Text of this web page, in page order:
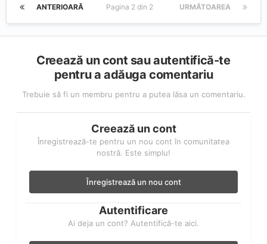
ANTERIOARĂ URMĂTOAREA
Pagina 2 din 2
Creează un cont sau autentifică-te
pentru a adăuga comentariu
Trebuie să fi un membru pentru a putea lăsa un comentariu.
Creează un cont
Înregistrează-te pentru un nou cont în comunitatea
nostră. Este simplu!
Înregistrează un nou cont
Autentificare
Ai deja un cont? Autentifică-te aici.